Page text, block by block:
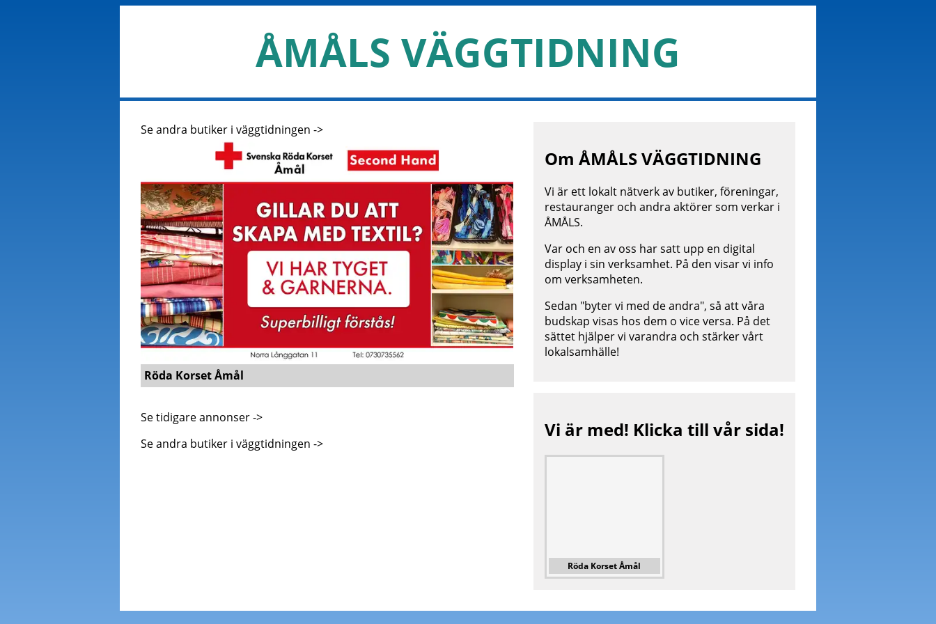
ÅMÅLS VÄGGTIDNING
Se andra butiker i väggtidningen ->
Röda Korset Åmål
Se tidigare annonser ->
Se andra butiker i väggtidningen ->
Om ÅMÅLS VÄGGTIDNING
Vi är ett lokalt nätverk av butiker, föreningar,
restauranger och andra aktörer som verkar i
ÅMÅLS.
Var och en av oss har satt upp en digital
display i sin verksamhet. På den visar vi info
om verksamheten.
Sedan "byter vi med de andra", så att våra
budskap visas hos dem o vice versa. På det
sättet hjälper vi varandra och stärker vårt
lokalsamhälle!
Vi är med! Klicka till vår sida!
Röda Korset Åmål